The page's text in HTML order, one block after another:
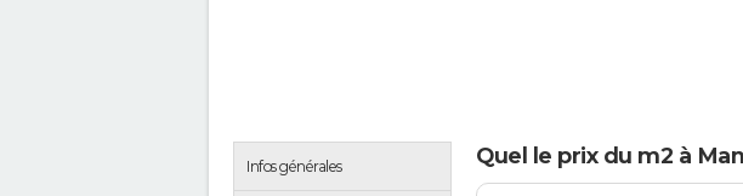
Infos générales Quel le prix du m2 à